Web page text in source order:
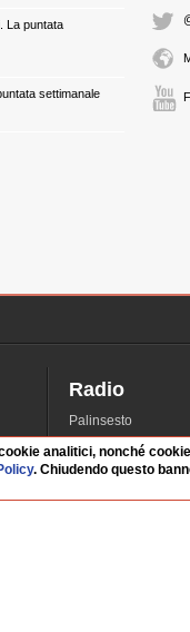
La puntata
settimanale
Radio
Palinsesto
Riascolta
Dirette
analitici, nonché
. Chiudendo questo